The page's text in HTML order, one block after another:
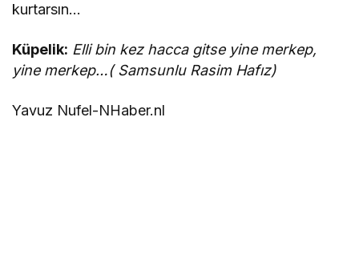
kurtarsın…
Küpelik: Elli bin kez hacca gitse yine merkep,
yine merkep…( Samsunlu Rasim Hafız)
Yavuz Nufel-NHaber.nl